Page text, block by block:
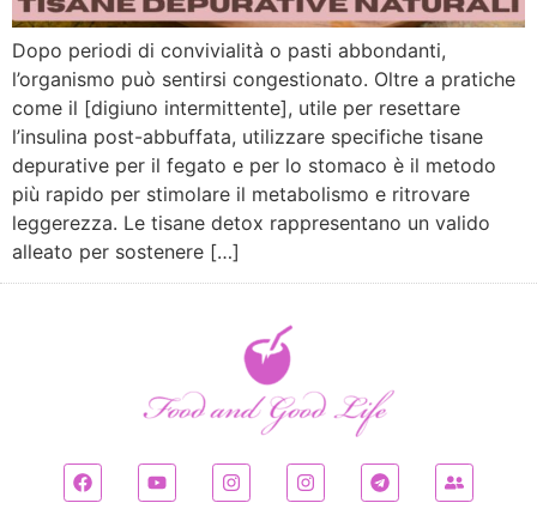
Dopo periodi di convivialità o pasti abbondanti,
l’organismo può sentirsi congestionato. Oltre a pratiche
come il [digiuno intermittente], utile per resettare
l’insulina post-abbuffata, utilizzare specifiche tisane
depurative per il fegato e per lo stomaco è il metodo
più rapido per stimolare il metabolismo e ritrovare
leggerezza. Le tisane detox rappresentano un valido
alleato per sostenere […]